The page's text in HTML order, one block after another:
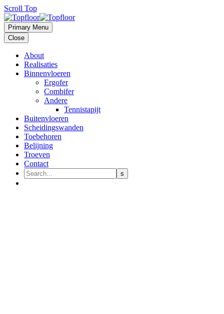
Scroll Top
Primary Menu
Close
About
Realisaties
Binnenvloeren
Ergofer
Combifer
Andere
Tennistapijt
Buitenvloeren
Scheidingswanden
Toebehoren
Belijning
Troeven
Contact